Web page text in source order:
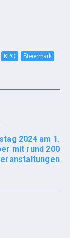
KPÖ Steiermark
2024 am 1.
mit rund 200